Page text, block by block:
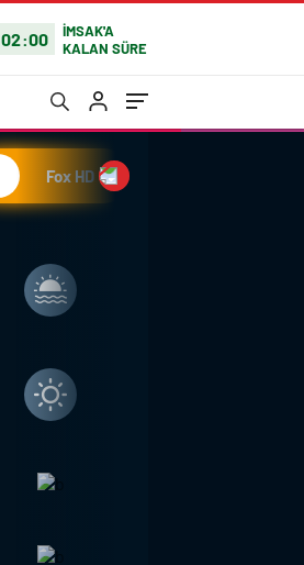
02:00
İMSAK'A
KALAN SÜRE
Fox HD